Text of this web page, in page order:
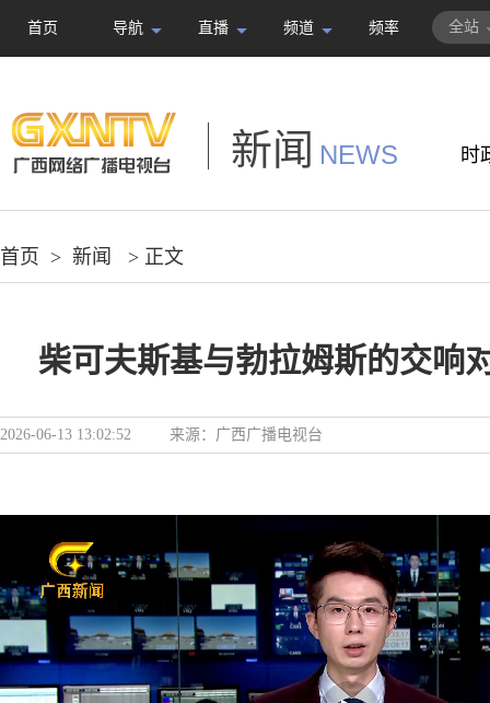
首页 导航 直播 频道 频率 全站
新闻 NEWS 时
首页 > 新闻 > 正文
柴可夫斯基与勃拉姆斯的交响
2026-06-13 13:02:52 来源： 广西广播电视台